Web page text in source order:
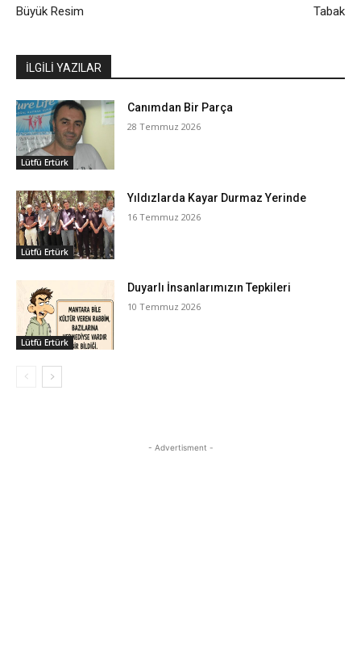
Büyük Resim Tabak
İLGİLİ YAZILAR
Lütfü Ertürk
Canımdan Bir Parça
28 Temmuz 2026
Lütfü Ertürk
Yıldızlarda Kayar Durmaz Yerinde
16 Temmuz 2026
Lütfü Ertürk
Duyarlı İnsanlarımızın Tepkileri
10 Temmuz 2026
- Advertisment -